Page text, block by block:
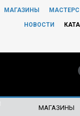
МАГАЗИНЫ
НОВОСТИ
МАГАЗИНЫ